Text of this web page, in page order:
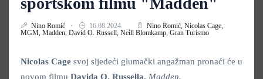
Nino Romić 16.08.2024. Nino Romić, Nicolas Cage,
MGM, Madden, David O. Russell, Neill Blomkamp, Gran Turismo
Nicolas Cage svoj sljedeći glumački angažman pronaći će u
novom filmu Davida O. Russella, Madden.